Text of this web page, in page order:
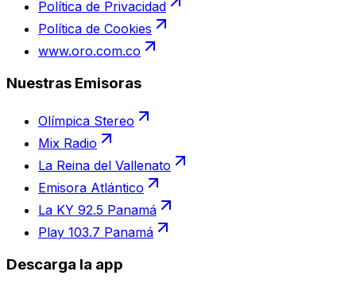
Política de Privacidad
Política de Cookies
www.oro.com.co
Nuestras Emisoras
Olímpica Stereo
Mix Radio
La Reina del Vallenato
Emisora Atlántico
La KY 92.5 Panamá
Play 103.7 Panamá
Descarga la app